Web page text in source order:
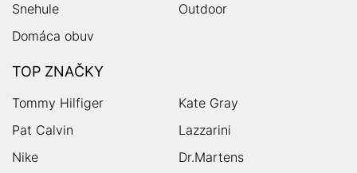
Snehule
Outdoor
Domáca obuv
TOP ZNAČKY
Tommy Hilfiger
Kate Gray
Pat Calvin
Lazzarini
Nike
Dr.Martens